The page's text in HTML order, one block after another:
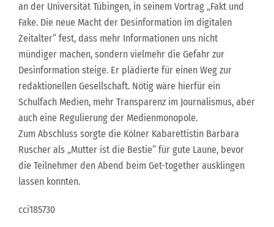
an der Universität Tübingen, in seinem Vortrag „Fakt und
Fake. Die neue Macht der Desinformation im digitalen
Zeitalter“ fest, dass mehr Informationen uns nicht
mündiger machen, sondern vielmehr die Gefahr zur
Desinformation steige. Er plädierte für einen Weg zur
redaktionellen Gesellschaft. Nötig wäre hierfür ein
Schulfach Medien, mehr Transparenz im Journalismus, aber
auch eine Regulierung der Medienmonopole.
Zum Abschluss sorgte die Kölner Kabarettistin Barbara
Ruscher als „Mutter ist die Bestie“ für gute Laune, bevor
die Teilnehmer den Abend beim Get-together ausklingen
lassen konnten.
cci185730